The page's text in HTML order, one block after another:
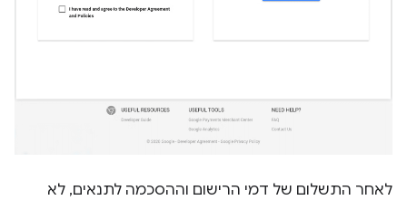
לאחר התשלום של דמי הרישום וההסכמה לתנאים, לא